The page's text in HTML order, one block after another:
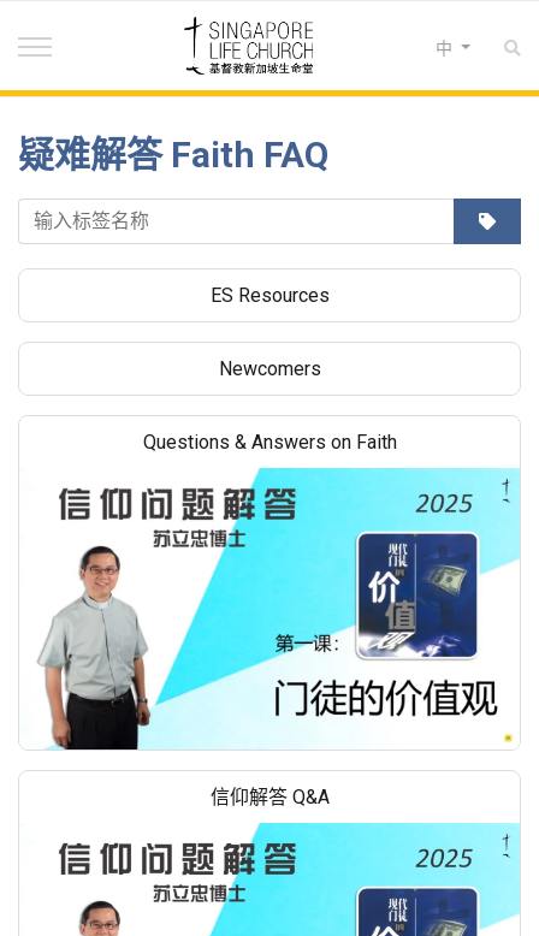
选择你的语音
中
疑难解答 Faith FAQ
输入标签名称
ES Resources
Newcomers
Questions & Answers on Faith
信仰解答 Q&A